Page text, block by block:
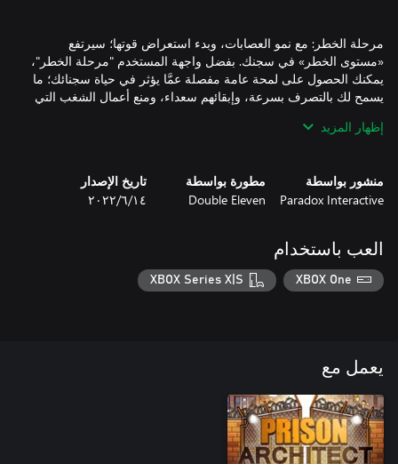
مرحلة الخطر: مع نمو العصابات، وبدء استعراض قوتها؛ سيرتفع
«مستوى الخطر» في سجنك. بفضل واجهة المستخدم "مرحلة الخطر"،
يمكنك الحصول على لمحة عامة مفصلة عمَّا يؤثر في حياة سجنائك؛ ما
يسمح لك بالتصرف بسرعة، وإبقائهم سعداء، ومنع أعمال الشغب التي
على التعافي؛ عن طريق إزالة وشومهم، وتسجيلهم في برنامج إعادة
غُرف جديدة: استخدم غرفة إزالة الوشم لإزالة وشوم العصابات، أو
اجعل أفراد العصابة يتدربون في غرفة نادي القتال؛ لتحويل طاقتهم
أو قبول الرشاوى. يمكنك إجراء فحص أمني للحراس أثناء عملية
التعيين (الروتينية)، وكذلك تعيين مخبريين سريين للتعرف على الحراس
المنقلبين.
إظهار المزيد
منشور بواسطة
Paradox Interactive
مطورة بواسطة
Double Eleven
تاريخ الإصدار
١٤‏/٦‏/٢٠٢٢
العب باستخدام
XBOX One
XBOX Series X|S
يعمل مع